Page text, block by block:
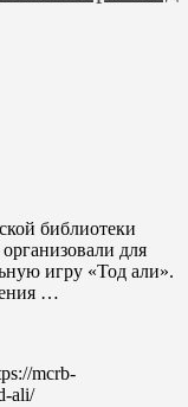
библиотеки
для
игру «Тод али».
…
mcrb-
ali/